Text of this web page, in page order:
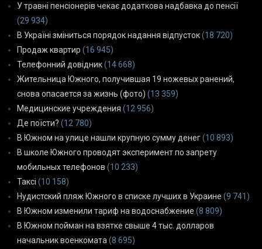
У травні пенсіонерів чекає додаткова надбавка до пенсії
(29 934)
В Україні зміниться порядок надання відпусток(18 720)
Продаж квартир (16 945)
Телефонний довідник(14 668)
Жительница Южного, получившая 19 ножевых ранений,
снова опасается за жизнь (фото) (13 359)
Медицинские учреждения (12 956)
Де поїсти? (12 780)
В Южном на улице нашли крупную сумму денег(10 893)
В школе Южного проводят эксперимент по запрету
мобильных телефонов (10 233)
Таксі (10 158)
Нудистский пляж Южного в списке лучших в Украине (9 741)
В Южном изменили тариф на водоснабжение (8 809)
В Южном пойман на взятке свыше 4 тыс. долларов
начальник военкомата (8 695)